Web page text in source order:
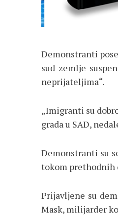
Demonstranti
sud zemlje
neprijateljima“.
„Imigranti su
grada u SAD,
Demonstranti su
tokom prethodnih
Prijavljene su
Mask, milijarder